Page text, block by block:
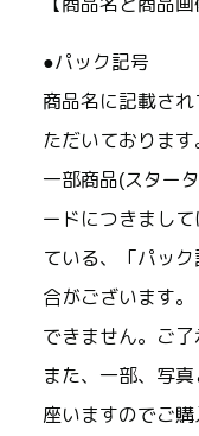
【商品名と商品画
●パック記号
商品名に記載さ
ただいております
一部商品(スター
ードにつきまし
ている、「パッ
合がございます
できません。ご了
また、一部、写
座いますのでご